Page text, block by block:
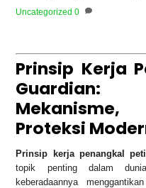
Uncategorized 0
Prinsip Kerja
Proteksi
Prinsip kerja penangkal
topik penting dalam
keberadaannya